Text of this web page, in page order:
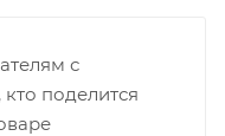
с
поделится